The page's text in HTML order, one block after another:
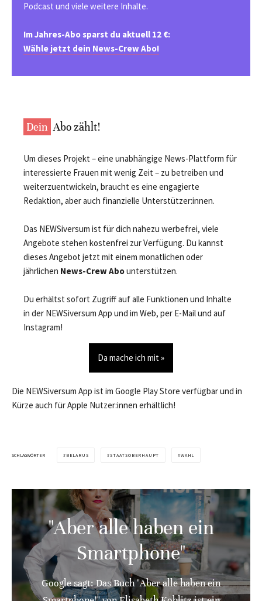
Podcast und viele weitere Inhalte.
Im Jahres-Abo sparst du aktuell 12 €:
Wähle jetzt dein News-Crew Abo!
Dein Abo zählt!
Um dieses Projekt – eine unabhängige News-Plattform für
interessierte Frauen mit wenig Zeit – zu betreiben und
weiterzuentwickeln, braucht es eine engagierte
Redaktion, aber auch finanzielle Unterstützer:innen.
Das NEWSiversum ist für dich nahezu werbefrei, viele
Angebote stehen kostenfrei zur Verfügung. Du kannst
dieses Angebot jetzt mit einem monatlichen oder
jährlichen News-Crew Abounterstützen.
Du erhältst sofort Zugriff auf alle Funktionen und Inhalte
in der NEWSiversum App und im Web, per E-Mail und auf
Instagram!
Da mache ich mit »
Die NEWSiversum App ist im Google Play Store verfügbar und in
Kürze auch für Apple Nutzer:innen erhältlich!
SCHLAGWÖRTER BELARUS STAATSOBERHAUPT WAHL
"Aber alle haben ein
Smartphone"
Google sagt: Das Buch "Aber alle haben ein